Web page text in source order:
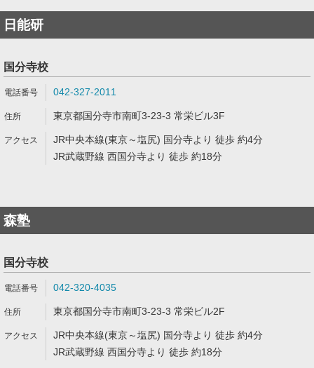
日能研
国分寺校
042-327-2011
東京都国分寺市南町3-23-3 常栄ビル3F
JR中央本線(東京～塩尻) 国分寺より 徒歩 約4分
JR武蔵野線 西国分寺より 徒歩 約18分
森塾
国分寺校
042-320-4035
東京都国分寺市南町3-23-3 常栄ビル2F
JR中央本線(東京～塩尻) 国分寺より 徒歩 約4分
JR武蔵野線 西国分寺より 徒歩 約18分